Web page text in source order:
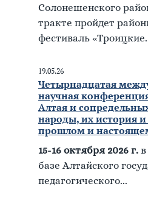
Солонешенского
тракте пройдет
фестиваль
19.05.26
Четырнадцатая
научная
Алтая и
народы, их история и
прошлом и
15-16 октября 2026 г. в
базе Алтайского
педагогического...